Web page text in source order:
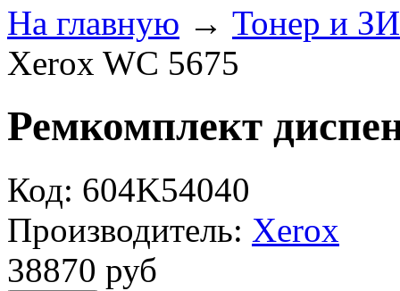
На главную → Тонер и
Xerox WC 5675
Ремкомплект
Код: 604K54040
Производитель: Xerox
38870 руб